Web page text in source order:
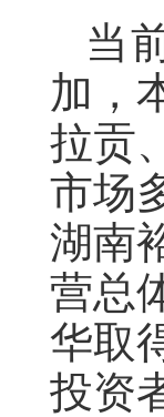
当
加，
拉贡
市场
湖南
营总
华取
投资